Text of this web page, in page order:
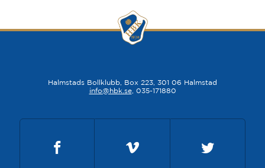
Halmstads Bollklubb, Box 223, 301 06 Halmstad
info@hbk.se, 035-171880